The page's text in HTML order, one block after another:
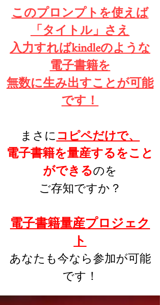
このプロンプトを使えば
「タイトル」さえ
入力すればkindleのような
電子書籍を
無数に生み出すことが可能
です！
まさにコピペだけで、
​電子書籍を量産するをこと
ができるのを
ご存知ですか？
電子書籍量産プロジェク
ト
あなたも今なら参加が可能
です ！